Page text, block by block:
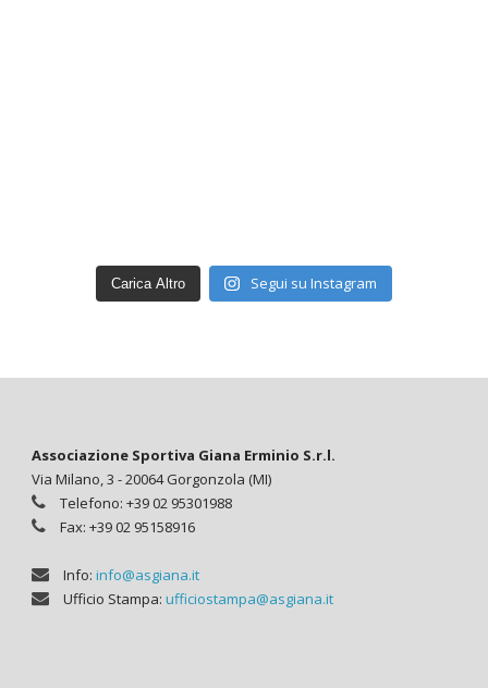
Carica Altro Segui su Instagram
Associazione Sportiva Giana Erminio S.r.l.
Via Milano, 3 - 20064 Gorgonzola (MI)
Telefono: +39 02 95301988
Fax: +39 02 95158916
Info: info@asgiana.it
Ufficio Stampa: ufficiostampa@asgiana.it